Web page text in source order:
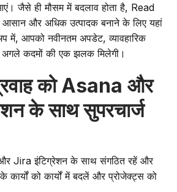
जैसे ही मौसम में बदलाव होता है, Read
और अधिक उत्पादक बनाने के लिए यहां
में, आपको नवीनतम अपडेट, व्यावहारिक
कदमों की एक झलक मिलेगी।
को Asana और
के साथ सुपरचार्ज
Jira इंटिग्रेशन के साथ संगठित रहें और
को कार्यों में बदलें और प्रोजेक्ट्स को